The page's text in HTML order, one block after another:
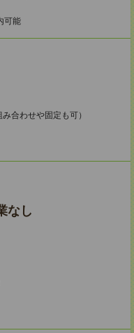
可能
合わせや固定も可）
なし